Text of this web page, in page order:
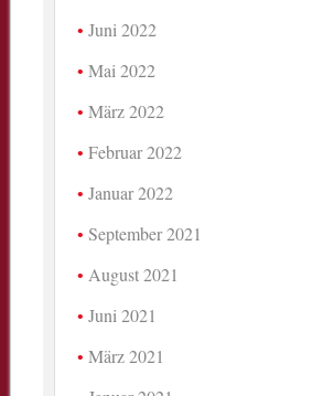
Juni 2022
Mai 2022
März 2022
Februar 2022
Januar 2022
September 2021
August 2021
Juni 2021
März 2021